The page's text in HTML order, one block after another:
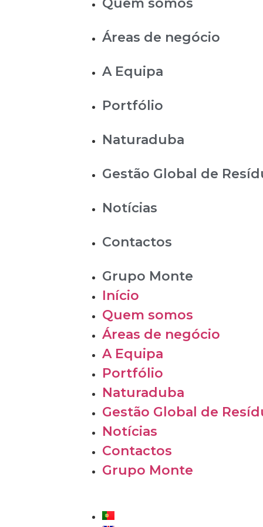
Áreas de negócio
A Equipa
Portfólio
Naturaduba
Gestão Global de
Notícias
Contactos
Grupo Monte
Início
Quem somos
Áreas de negócio
A Equipa
Portfólio
Naturaduba
Gestão Global de
Notícias
Contactos
Grupo Monte